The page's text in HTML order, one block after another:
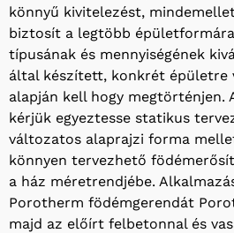
könnyű kivitelezést,
biztosít a legtöbb
típusának és mennyiségének
által készített, konkrét épületre
alapján kell hogy megtörténjen.
kérjük egyeztesse statikus
változatos alaprajzi forma
könnyen tervezhető
a ház méretrendjébe.
Porotherm födémgerendát
majd az előírt felbetonnal és